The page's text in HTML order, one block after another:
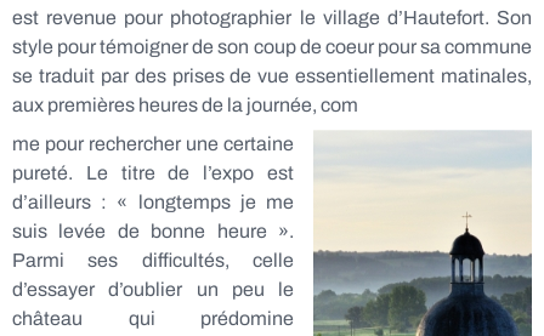
est revenue pour photographier le village d’Hautefort. Son
style pour témoigner de son coup de coeur pour sa commune
se traduit par des prises de vue essentiellement matinales,
aux premières heures de la journée, com
me pour rechercher une certaine
pureté. Le titre de l’expo est
d’ailleurs : « longtemps je me
suis levée de bonne heure ».
Parmi ses difficultés, celle
d’essayer d’oublier un peu le
château qui prédomine